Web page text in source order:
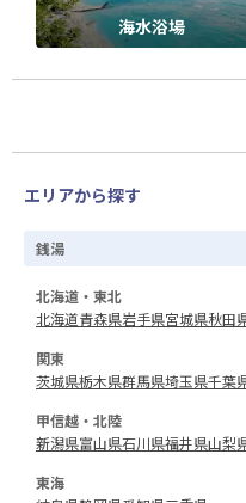
海水浴場
エリアから探す
銭湯
北海道・東北
北海道青森県岩手県宮城県秋田
関東
茨城県栃木県群馬県埼玉県千葉
甲信越・北陸
新潟県富山県石川県福井県山梨
東海